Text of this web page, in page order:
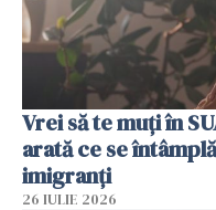
Vrei să te muți în
arată ce se
imigranți
26 IULIE 2026